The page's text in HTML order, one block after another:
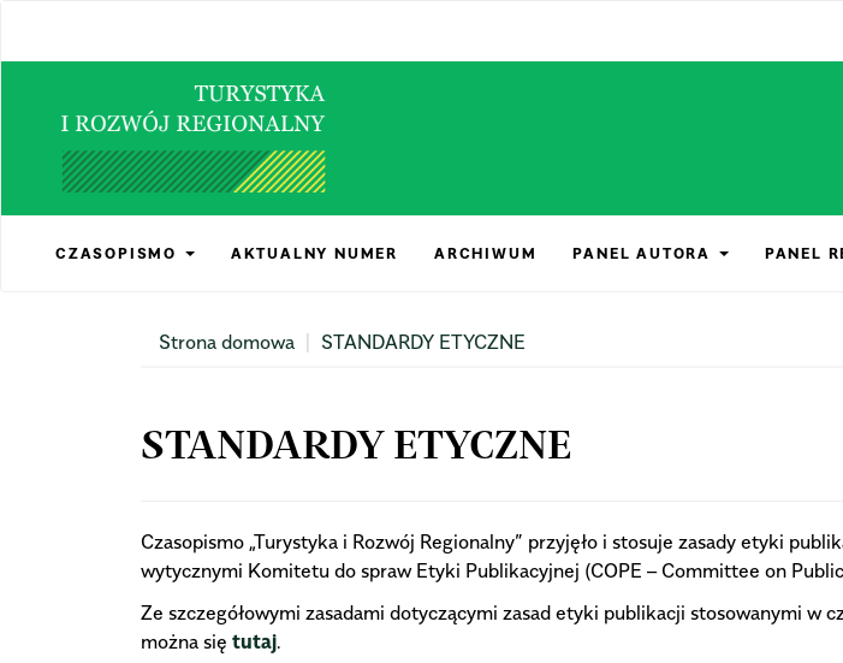
Sidebar
CZASOPISMO AKTUALNY NUMER ARCHIWUM PANEL AUTORA PANEL
Strona domowa STANDARDY ETYCZNE
STANDARDY ETYCZNE
Czasopismo „Turystyka i Rozwój Regionalny” przyjęło i stosuje zasady etyki
wytycznymi Komitetu do spraw Etyki Publikacyjnej (COPE – Committee on
Ze szczegółowymi zasadami dotyczącymi zasad etyki publikacji stosowanymi w
można się tutaj.